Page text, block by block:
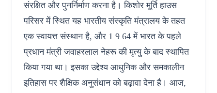
संरक्षित और पुनर्निर्माण करना है। किशोर मूर्ति हाउस
परिसर में स्थित यह भारतीय संस्कृति मंत्रालय के तहत
एक स्वायत्त संस्थान है, और 1 9 64 में भारत के पहले
प्रधान मंत्री जवाहरलाल नेहरू की मृत्यु के बाद स्थापित
किया गया था। इसका उद्देश्य आधुनिक और समकालीन
इतिहास पर शैक्षिक अनुसंधान को बढ़ावा देना है। आज,